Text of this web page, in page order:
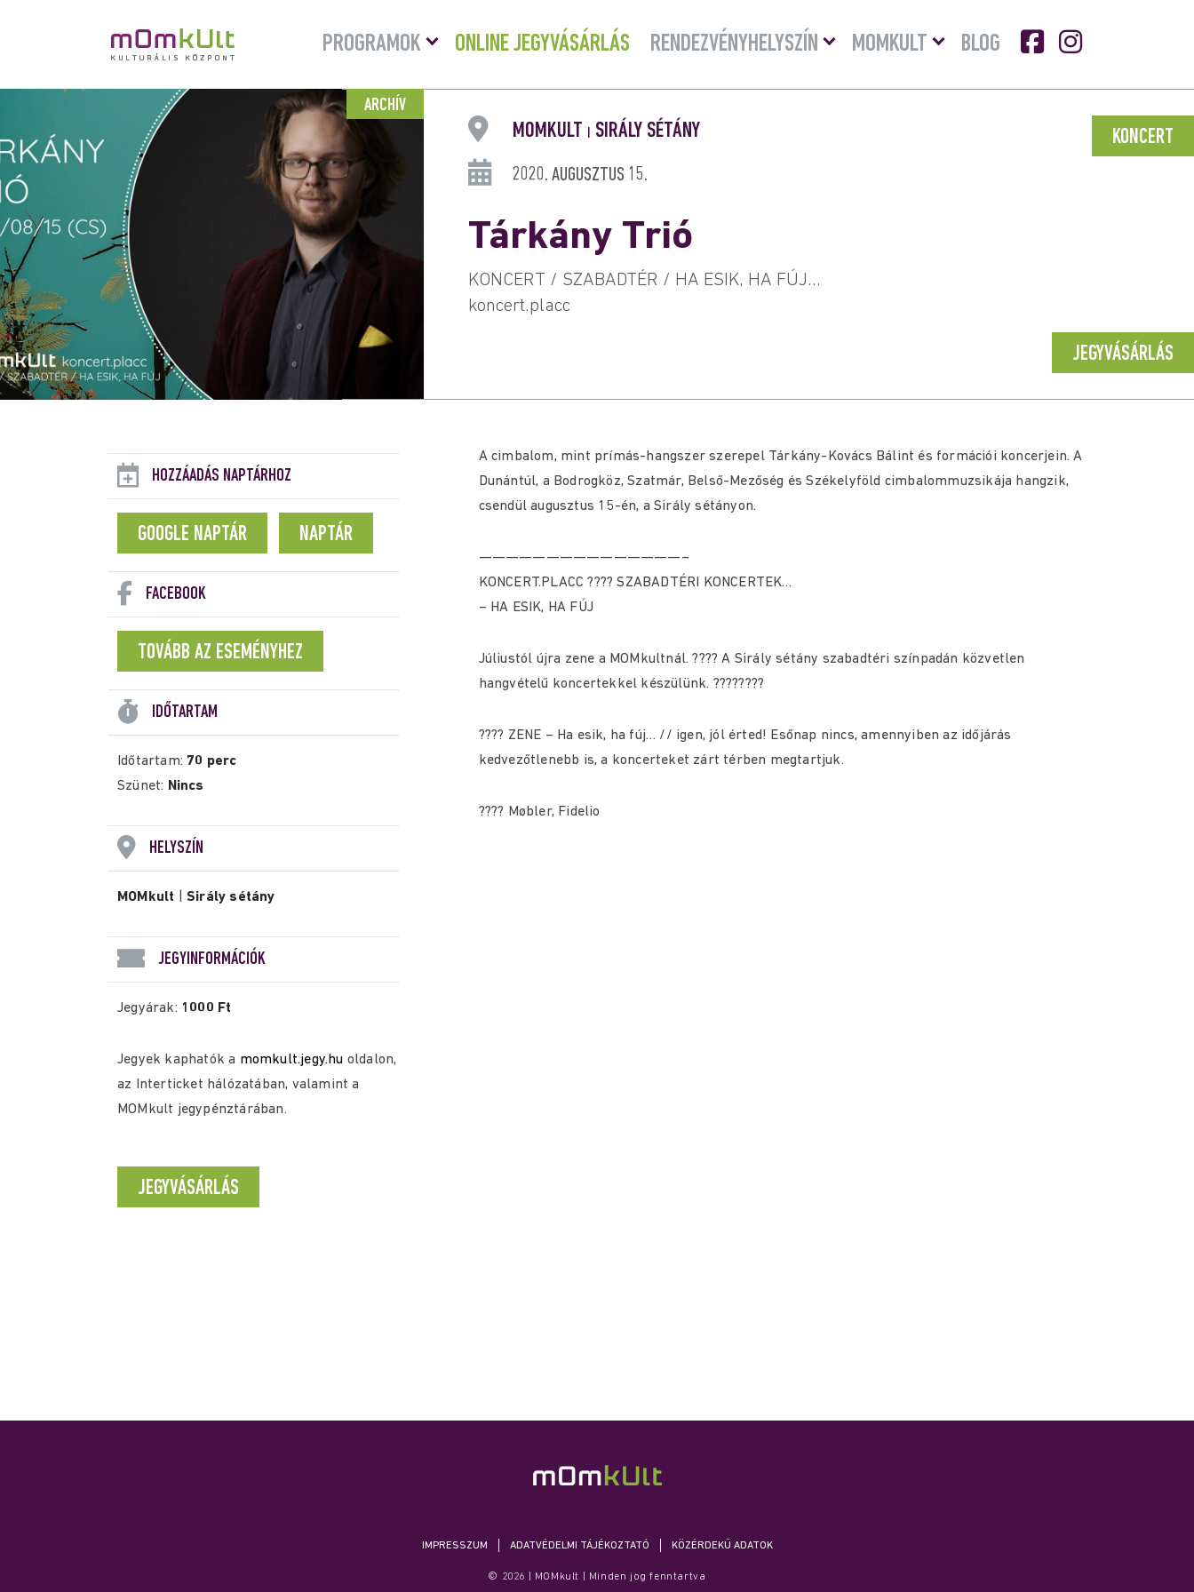
PROGRAMOK
Menü
lenyitása
ONLINE JEGYVÁSÁRLÁS RENDEZVÉNYHELYSZÍN
Menü
lenyitásaMOMKULT
Menü
lenyitása
BLOG
ARCHÍV
KONCERT
MOMKULT SIRÁLY SÉTÁNY
2020. AUGUSZTUS 15.
Tárkány Trió
KONCERT / SZABADTÉR / HA ESIK, HA FÚJ...
koncert.placc
JEGYVÁSÁRLÁS
HOZZÁADÁS NAPTÁRHOZ
GOOGLE NAPTÁR NAPTÁR
FACEBOOK
TOVÁBB AZ ESEMÉNYHEZ
IDŐTARTAM
Időtartam: 70 perc
Szünet: Nincs
HELYSZÍN
MOMkult |Sirály sétány
JEGYINFORMÁCIÓK
Jegyárak: 1000 Ft
Jegyek kaphatók a momkult.jegy.hu oldalon,
az Interticket hálózatában, valamint a
MOMkult jegypénztárában.
JEGYVÁSÁRLÁS
A cimbalom, mint prímás-hangszer szerepel Tárkány-Kovács Bálint és formációi koncerjein. A
Dunántúl, a Bodrogköz, Szatmár, Belső-Mezőség és Székelyföld cimbalommuzsikája hangzik,
csendül augusztus 15-én, a Sirály sétányon.
———————————————–
KONCERT.PLACC ???? SZABADTÉRI KONCERTEK…
– HA ESIK, HA FÚJ
Júliustól újra zene a MOMkultnál. ???? A Sirály sétány szabadtéri színpadán közvetlen
hangvételű koncertekkel készülünk. ????????
???? ZENE – Ha esik, ha fúj… // igen, jól érted! Esőnap nincs, amennyiben az időjárás
kedvezőtlenebb is, a koncerteket zárt térben megtartjuk.
???? Møbler, Fidelio
IMPRESSZUM ADATVÉDELMI TÁJÉKOZTATÓ KÖZÉRDEKŰ ADATOK
© 2026 | MOMkult | Minden jog fenntartva